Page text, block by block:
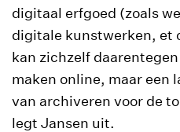
digitaal erfgoed (zoals
digitale kunstwerken, et
kan zichzelf
maken online, maar een
van archiveren voor de
legt Jansen uit.